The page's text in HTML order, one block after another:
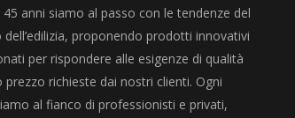
anni siamo al passo con le tendenze del
proponendo prodotti innovativi
per rispondere alle esigenze di qualità
richieste dai nostri clienti. Ogni
al fianco di professionisti e privati,